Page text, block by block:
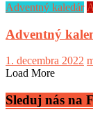
Adventný kaledár
Adventný
1. decembra 2022
Load More
Sleduj nás na